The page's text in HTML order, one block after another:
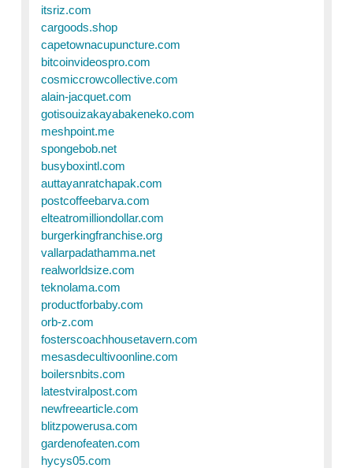
itsriz.com
cargoods.shop
capetownacupuncture.com
bitcoinvideospro.com
cosmiccrowcollective.com
alain-jacquet.com
gotisouizakayabakeneko.com
meshpoint.me
spongebob.net
busyboxintl.com
auttayanratchapak.com
postcoffeebarva.com
elteatromilliondollar.com
burgerkingfranchise.org
vallarpadathamma.net
realworldsize.com
teknolama.com
productforbaby.com
orb-z.com
fosterscoachhousetavern.com
mesasdecultivoonline.com
boilersnbits.com
latestviralpost.com
newfreearticle.com
blitzpowerusa.com
gardenofeaten.com
hycys05.com